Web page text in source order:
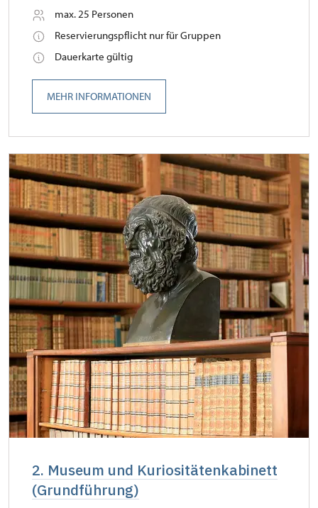
max. 25 Personen
Reservierungspflicht nur für Gruppen
Dauerkarte gültig
MEHR INFORMATIONEN
2. Museum und Kuriositätenkabinett
(Grundführung)